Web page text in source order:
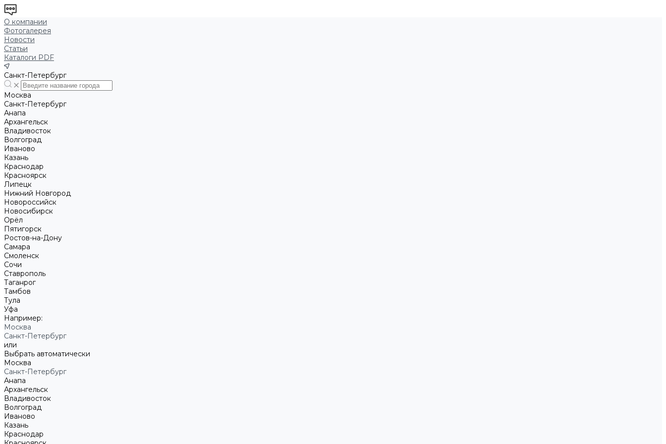
О компании
Фотогалерея
Новости
Статьи
Каталоги PDF
Санкт-Петербург
Москва
Санкт-Петербург
Анапа
Архангельск
Владивосток
Волгоград
Иваново
Казань
Краснодар
Красноярск
Липецк
Нижний Новгород
Новороссийск
Новосибирск
Орёл
Пятигорск
Ростов-на-Дону
Самара
Смоленск
Сочи
Ставрополь
Таганрог
Тамбов
Тула
Уфа
Например:
Москва
Санкт-Петербург
или
Выбрать автоматически
Москва
Санкт-Петербург
Анапа
Архангельск
Владивосток
Волгоград
Иваново
Казань
Краснодар